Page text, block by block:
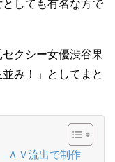
しても有名な方で
クシー女優渋谷果
み！」としてまと
Ｖ流出で制作